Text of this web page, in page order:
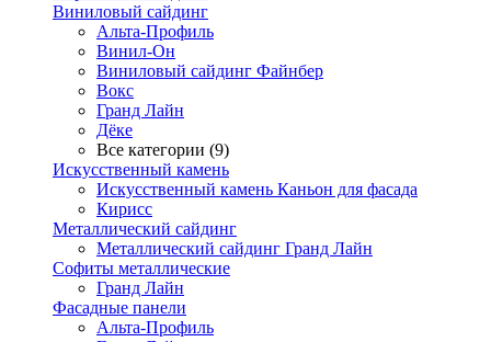
Виниловый сайдинг
Альта-Профиль
Винил-Он
Виниловый сайдинг Файнбер
Вокс
Гранд Лайн
Дёке
Все категории (9)
Искусственный камень
Искусственный камень Каньон для фасада
Кирисс
Металлический сайдинг
Металлический сайдинг Гранд Лайн
Софиты металлические
Гранд Лайн
Фасадные панели
Альта-Профиль